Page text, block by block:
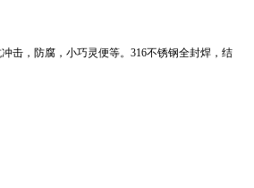
击，防腐，小巧灵便等。316不锈钢全封焊，结